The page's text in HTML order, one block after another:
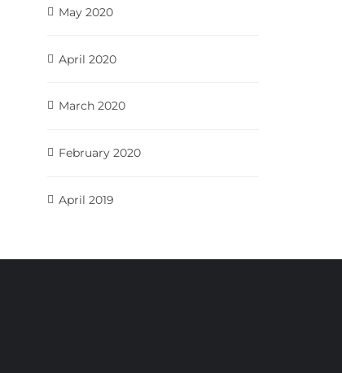
May 2020
April 2020
March 2020
February 2020
April 2019